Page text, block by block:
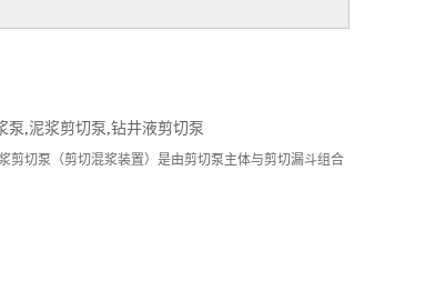
泵,泥浆剪切泵 ,钻井液剪切泵
剪切泵（剪切混浆装置）是由剪切泵主体与剪切漏斗组合